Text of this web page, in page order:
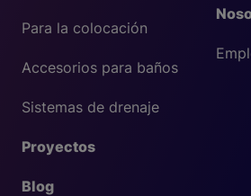
Para la colocación
Accesorios para baños
Sistemas de drenaje
Proyectos
Blog